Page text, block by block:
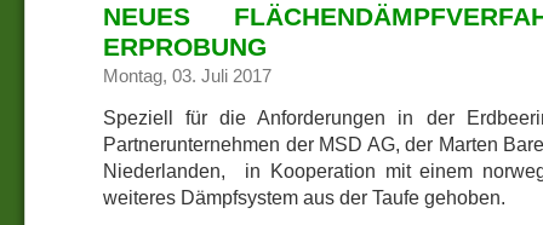
NEUES
ERPROBUNG
Montag, 03. Juli 2017
Speziell für die Anforderungen in der
Partnerunternehmen der MSD AG, der Marten
Niederlanden, in Kooperation mit einem
weiteres Dämpfsystem aus der Taufe gehoben.